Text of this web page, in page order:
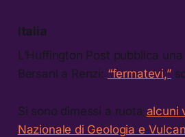
Italia
L’Huffington Post pubblica
Bersani a Renzi: “fermatevi,”
Si sono dimessi a ruota alcuni
Nazionale di Geologia e